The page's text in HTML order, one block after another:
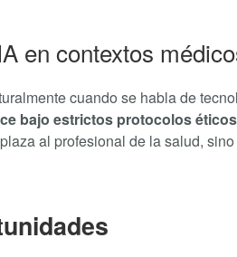
en contextos
cuando se habla de
bajo estrictos protocolos
al profesional de la salud,